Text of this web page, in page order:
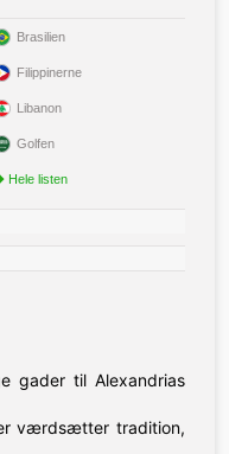
Brasilien
Filippinerne
Libanon
Golfen
Hele listen
gader til Alexandrias
værdsætter tradition,